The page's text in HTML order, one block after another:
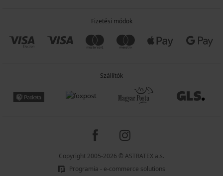
Fizetési módok
Szállítók
Copyright 2005-2026 © ASTRATEX a.s.
Programia - e-commerce solutions